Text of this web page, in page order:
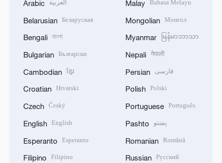
Arabic العربية
Belarusian Беларуская
Bengali বাংলা
Bulgarian Български
Cambodian ខ្មែរ
Croatian Hrvatski
Czech Český
English English
Esperanto Esperanto
Filipino Filipino
Malay Bahasa Melayu
Mongolian Монгол
Myanmar မြန်မာဘာသာ
Nepali नेपाली
Persian فارسی
Polish Polski
Portuguese Português
Pashto پښتو
Romanian Română
Russian Русский